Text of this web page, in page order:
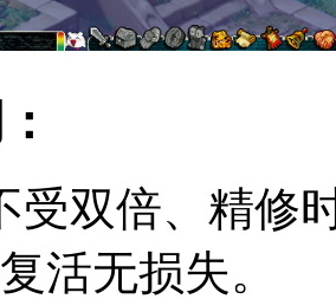
受双倍、精修
活无损失。